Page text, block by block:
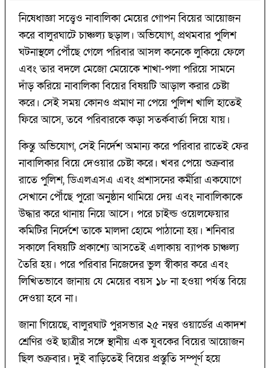
নিষেধাজ্ঞা সত্ত্বেও নাবালিকা মেয়ের গোপন বিয়ের আয়োজন
করে বালুরঘাটে চাঞ্চল্য ছড়াল। অভিযোগ, প্রথমবার পুলিশ
ঘটনাস্থলে পৌঁছে গেলে পরিবার আসল কনেকে লুকিয়ে ফেলে
এবং তার বদলে মেজো মেয়েকে শাখা-পলা পরিয়ে সামনে
দাঁড় করিয়ে নাবালিকা বিয়ের বিষয়টি আড়াল করার চেষ্টা
করে। সেই সময় কোনও প্রমাণ না পেয়ে পুলিশ খালি হাতেই
ফিরে আসে, তবে পরিবারকে কড়া সতর্কবার্তা দিয়ে যায়।
কিন্তু অভিযোগ, সেই নির্দেশ অমান্য করে পরিবার রাতেই ফের
নাবালিকার বিয়ে দেওয়ার চেষ্টা করে। খবর পেয়ে শুক্রবার
রাতে পুলিশ, ডিএলএসএ এবং প্রশাসনের কর্মীরা একযোগে
সেখানে পৌঁছে পুরো অনুষ্ঠান থামিয়ে দেয় এবং নাবালিকাকে
উদ্ধার করে থানায় নিয়ে আসে। পরে চাইল্ড ওয়েলফেয়ার
কমিটির নির্দেশে তাকে মালদা হোমে পাঠানো হয়। শনিবার
সকালে বিষয়টি প্রকাশ্যে আসতেই এলাকায় ব্যাপক চাঞ্চল্য
তৈরি হয়। পরে পরিবার নিজেদের ভুল স্বীকার করে এবং
লিখিতভাবে জানায় যে মেয়ের বয়স ১৮ না হওয়া পর্যন্ত বিয়ে
দেওয়া হবে না।
জানা গিয়েছে, বালুরঘাট পুরসভার ২৫ নম্বর ওয়ার্ডের একাদশ
শ্রেণির ওই ছাত্রীর সঙ্গে স্থানীয় এক যুবকের বিয়ের আয়োজন
ছিল শুক্রবার। দুই বাড়িতেই বিয়ের প্রস্তুতি সম্পূর্ণ হয়ে